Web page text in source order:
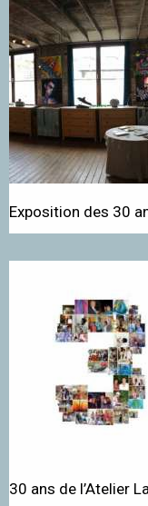
Exposition des 30
30 ans de l’Atelier